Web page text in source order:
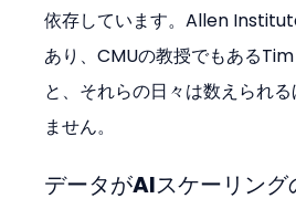
依存しています。Allen
あり、CMUの教授でもある
と、それらの日々は数えられ
ません。
データがAIスケーリン